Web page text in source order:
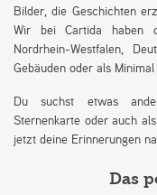
Bilder, die Geschichten
Wir bei Cartida haben
Nordrhein-Westfalen,
Gebäuden oder als
Du suchst etwas
Sternenkarte oder auch
jetzt deine Erinnerungen
Das